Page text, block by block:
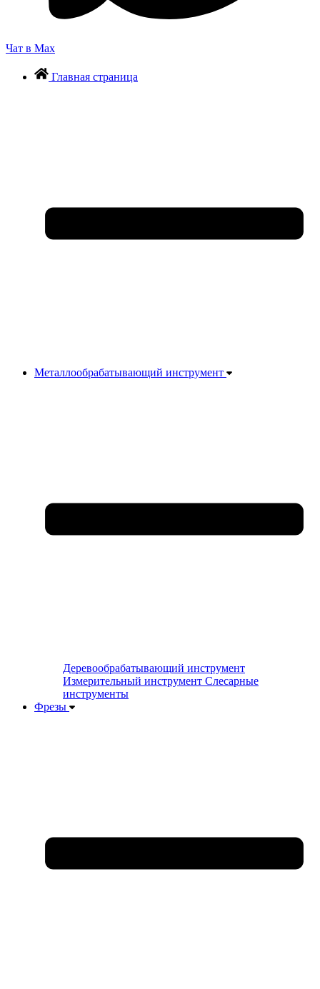
Чат в Max
Главная страница
Металлообрабатывающий инструмент
Деревообрабатывающий инструмент
Измерительный инструмент Слесарные
инструменты
Фрезы